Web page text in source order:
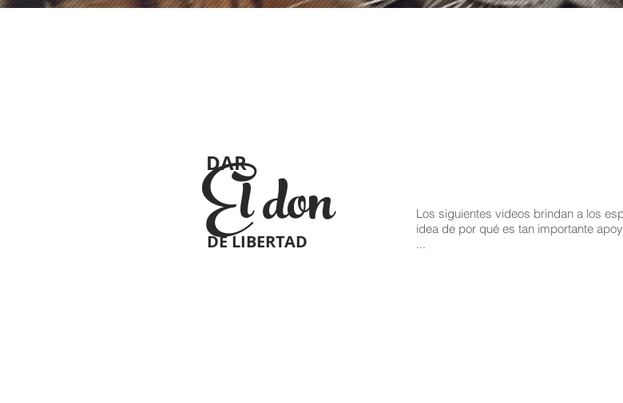
El don
DE LIBERTAD
DAR
Los siguientes videos brindan a los
idea de por qué es tan importante
...